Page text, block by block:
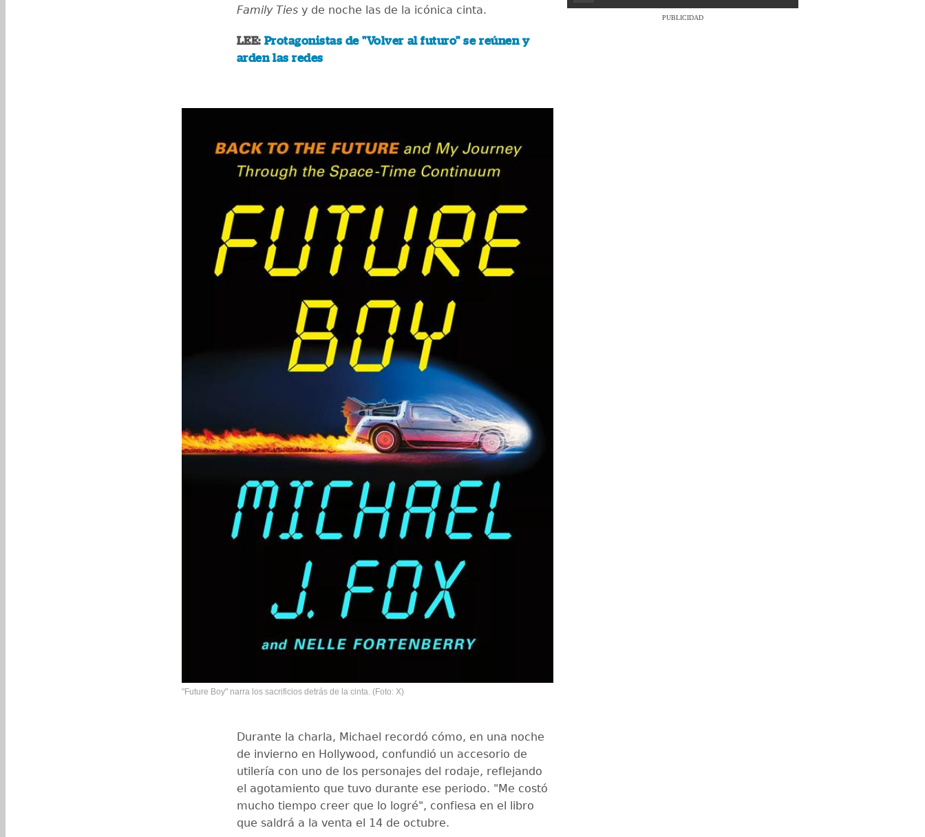
Family Ties y de noche las de la icónica cinta.
LEE: Protagonistas de "Volver al futuro" se reúnen y
arden las redes
"Future Boy" narra los sacrificios detrás de la cinta. (Foto: X)
Durante la charla, Michael recordó cómo, en una noche
de invierno en Hollywood, confundió un accesorio de
utilería con uno de los personajes del rodaje, reflejando
el agotamiento que tuvo durante ese periodo. "Me costó
mucho tiempo creer que lo logré", confiesa en el libro
que saldrá a la venta el 14 de octubre.
PUBLICIDAD